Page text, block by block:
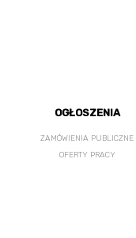
OGŁOSZENIA
ZAMÓWIENIA PUBLICZNE
OFERTY PRACY